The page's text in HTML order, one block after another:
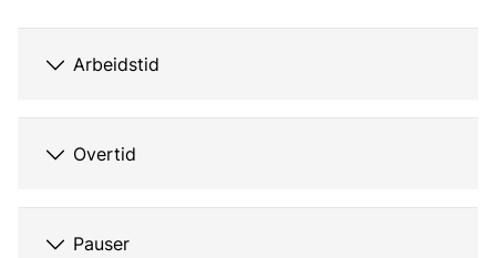
Arbeidstid
Overtid
Pauser